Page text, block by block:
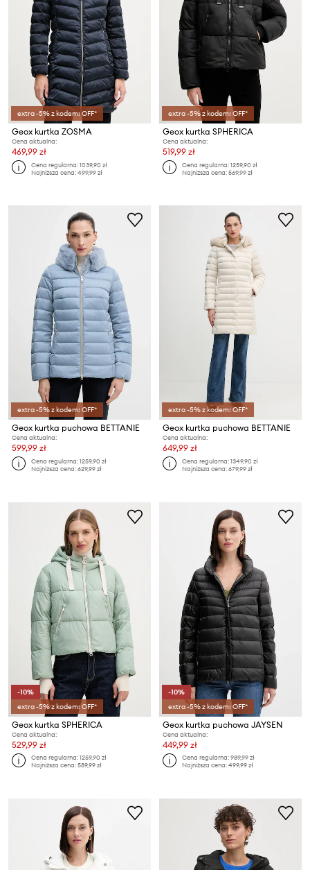
extra -5% z kodem: OFF*
Geox kurtka ZOSMA
Cena aktualna:
469,99 zł
Cena regularna:1039,90 zł
Najniższa cena:499,99 zł
extra -5% z kodem: OFF*
Geox kurtka SPHERICA
Cena aktualna:
519,99 zł
Cena regularna:1259,90 zł
Najniższa cena:569,99 zł
extra -5% z kodem: OFF*
Geox kurtka puchowa BETTANIE
Cena aktualna:
599,99 zł
Cena regularna:1259,90 zł
Najniższa cena:629,99 zł
extra -5% z kodem: OFF*
Geox kurtka puchowa BETTANIE
Cena aktualna:
649,99 zł
Cena regularna:1349,90 zł
Najniższa cena:679,99 zł
-10%
extra -5% z kodem: OFF*
Geox kurtka SPHERICA
Cena aktualna:
529,99 zł
Cena regularna:1259,90 zł
Najniższa cena:589,99 zł
-10%
extra -5% z kodem: OFF*
Geox kurtka puchowa JAYSEN
Cena aktualna:
449,99 zł
Cena regularna:989,99 zł
Najniższa cena:499,99 zł